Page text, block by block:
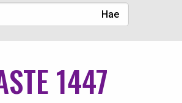
Hae
1447